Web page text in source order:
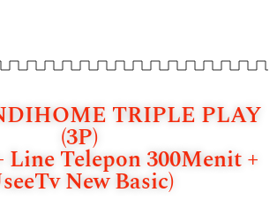
TRIPLE PLAY
(3P)
Line Telepon 300Menit +
New Basic)